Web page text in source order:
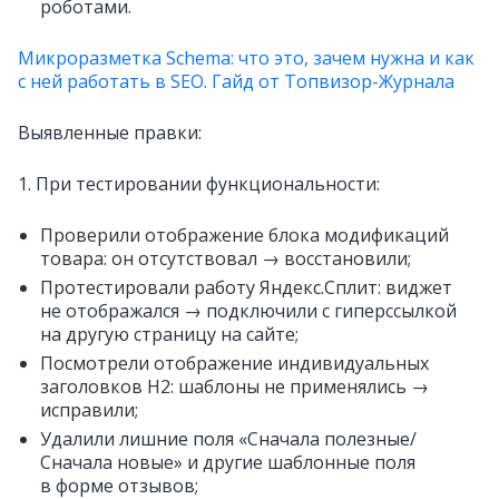
роботами.
Микроразметка Schema: что это, зачем нужна и как
с ней работать в SEO. Гайд от Топвизор-Журнала
Выявленные правки:
1. При тестировании функциональности:
Проверили отображение блока модификаций
товара: он отсутствовал → восстановили;
Протестировали работу Яндекс.Сплит: виджет
не отображался → подключили с гиперссылкой
на другую страницу на сайте;
Посмотрели отображение индивидуальных
заголовков H2: шаблоны не применялись →
исправили;
Удалили лишние поля «Сначала полезные/
Сначала новые» и другие шаблонные поля
в форме отзывов;